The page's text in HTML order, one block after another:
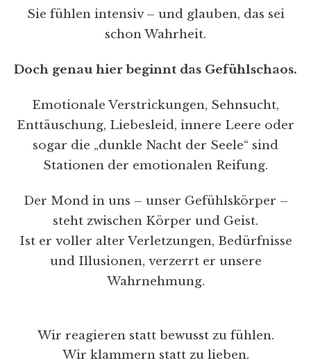
Sie fühlen intensiv – und glauben, das sei
schon Wahrheit.
Doch genau hier beginnt das Gefühlschaos.
Emotionale Verstrickungen, Sehnsucht,
Enttäuschung, Liebesleid, innere Leere oder
sogar die „dunkle Nacht der Seele“ sind
Stationen der emotionalen Reifung.
Der Mond in uns – unser Gefühlskörper –
steht zwischen Körper und Geist.
Ist er voller alter Verletzungen, Bedürfnisse
und Illusionen, verzerrt er unsere
Wahrnehmung.
Wir reagieren statt bewusst zu fühlen.
Wir klammern statt zu lieben.